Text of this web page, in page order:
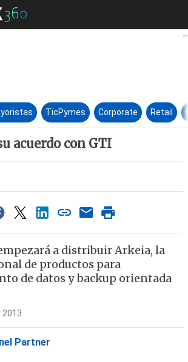
WD amplía su acuerdo con
TicPymes Corporate Retail
acuerdo con GTI
a distribuir Arkeia, la
de productos para
de datos y backup orientada
2013
Partner